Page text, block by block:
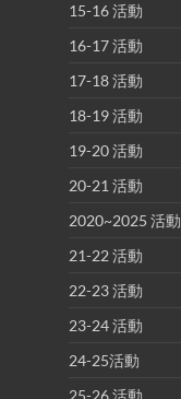
15-16 活動
16-17 活動
17-18 活動
18-19 活動
19-20 活動
20-21 活動
2020~2025 活動
21-22 活動
22-23 活動
23-24 活動
24-25活動
25-26 活動